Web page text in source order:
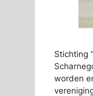
Stichting
worden